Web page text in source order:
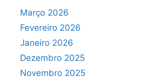
Março 2026
Fevereiro 2026
Janeiro 2026
Dezembro 2025
Novembro 2025